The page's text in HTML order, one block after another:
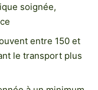
soignée,
entre 150 et
le transport plus